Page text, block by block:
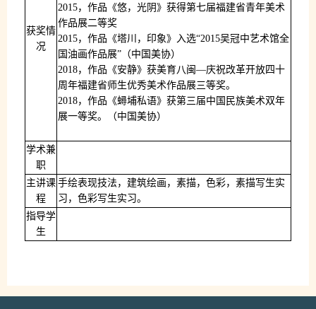
获奖情
况
2015，作品《悠，光阴》获得第七届福建省青年美术
作品展二等奖
2015，作品《塔川，印象》入选“2015吴冠中艺术馆全
国油画作品展”（中国美协）
2018，作品《安静》获美育八闽—庆祝改革开放四十
周年福建省师生优秀美术作品展三等奖。
2018，作品《蟳埔私语》获第三届中国民族美术双年
展一等奖。（中国美协）
学术兼
职
主讲课
程
手绘表现技法，建筑绘画，素描，色彩，素描写生实
习，色彩写生实习。
指导学
生